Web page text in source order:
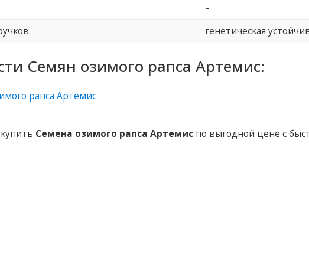
–
генетическая
Семян озимого рапса Артемис:
Семена озимого рапса Артемис по выгодной цене с